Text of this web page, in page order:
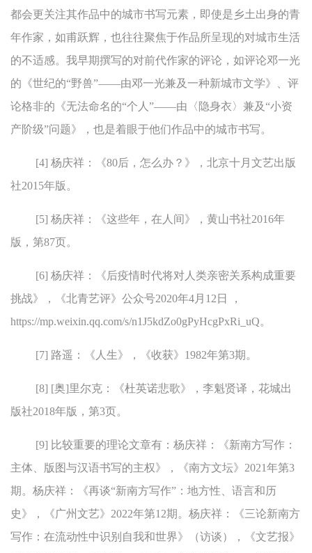
都会更关注其作品中的城市书写元素，即使是乡土出身的青
年作家，如甫跃辉，也往往聚焦于作品所呈现的对城市生活
的不适感。我早期撰写的对前代作家的评论，如评论邓一光
的《世纪的“野兽”——由邓一光兼及一种新城市文学》、评
论格非的《无法命名的“个人”——由〈隐身衣〉兼及“小资
产阶级”问题》，也是着眼于他们作品中的城市书写。
[4] 杨庆祥：《80后，怎么办？》，北京十月文艺出版
社2015年版。
[5] 杨庆祥：《这些年，在人间》，黄山书社2016年
版，第87页。
[6] 杨庆祥：《后疫情时代将对人类亲密关系构成重要
挑战》，《北青艺评》公众号2020年4月12日 ，
https://mp.weixin.qq.com/s/n1J5kdZo0gPyHcgPxRi_uQ。
[7] 路遥：《人生》，《收获》1982年第3期。
[8] [奥]里尔克：《杜英诺悲歌》，李魁贤译，花城出
版社2018年版，第3页。
[9] 比较重要的理论文章有：杨庆祥：《新南方写作：
主体、版图与汉语书写的主权》，《南方文坛》2021年第3
期。杨庆祥：《再谈“新南方写作”：地方性、语言和历
史》，《广州文艺》2022年第12期。杨庆祥：《三论新南方
写作：在流动性中识别自我和世界》（访谈），《文艺报》